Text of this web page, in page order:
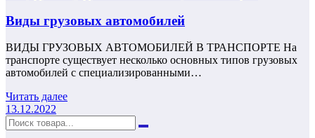
Виды грузовых автомобилей
ВИДЫ ГРУЗОВЫХ АВТОМОБИЛЕЙ В ТРАНСПОРТЕ На
транспорте существует несколько основных типов грузовых
автомобилей с специализированными…
Читать далее
13.12.2022